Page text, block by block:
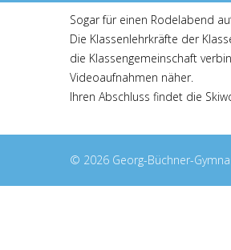
Sogar für einen Rodelabend
Die Klassenlehrkräfte der
die Klassengemeinschaft
Videoaufnahmen näher.
Ihren Abschluss findet die
© 2026 Georg-Büchner-